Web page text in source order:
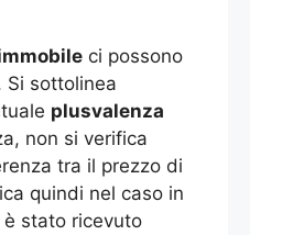
ci possono
Si sottolinea
plusvalenza
non si verifica
tra il prezzo di
quindi nel caso in
è stato ricevuto